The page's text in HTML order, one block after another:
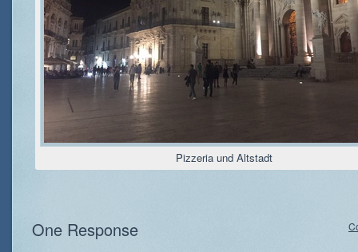
Pizzeria und Altstadt
One Response